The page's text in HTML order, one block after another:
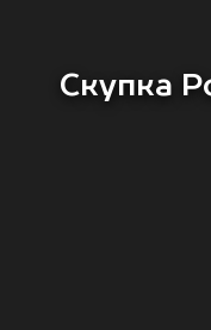
Скупка